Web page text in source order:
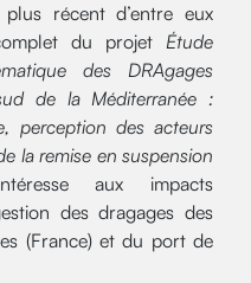
récent d’entre eux
du projet Étude
des DRAgages
de la Méditerranée :
perception des acteurs
la remise en suspension
aux impacts
des dragages des
(France) et du port de